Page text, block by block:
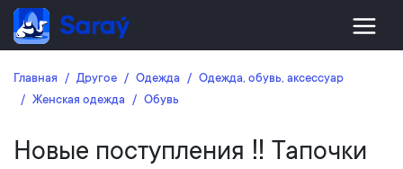
Главная Другое Oдежда
Одежда, обувь, аксессуар
Женская одежда
Oбувь
Новые поступления ‼️ Тапочки